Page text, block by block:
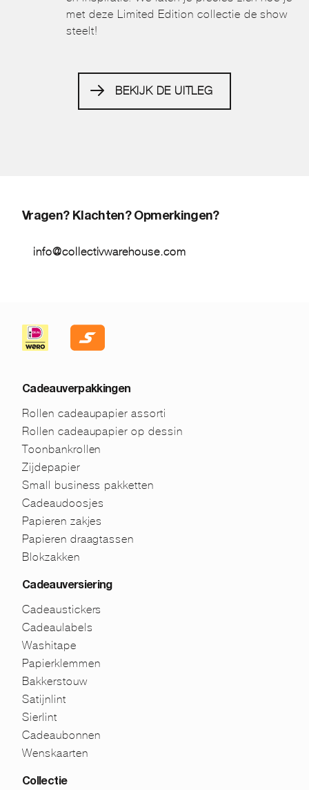
met deze Limited Edition collectie de show
steelt!
BEKIJK DE UITLEG
Vragen? Klachten? Opmerkingen?
info@collectivwarehouse.com
Cadeauverpakkingen
Rollen cadeaupapier assorti
Rollen cadeaupapier op dessin
Toonbankrollen
Zijdepapier
Small business pakketten
Cadeaudoosjes
Papieren zakjes
Papieren draagtassen
Blokzakken
Cadeauversiering
Cadeaustickers
Cadeaulabels
Washitape
Papierklemmen
Bakkerstouw
Satijnlint
Sierlint
Cadeaubonnen
Wenskaarten
Collectie